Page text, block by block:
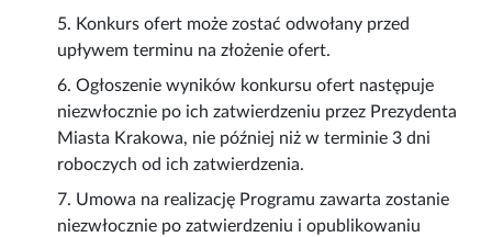
5. Konkurs ofert może zostać odwołany przed
upływem terminu na złożenie ofert.
6. Ogłoszenie wyników konkursu ofert następuje
niezwłocznie po ich zatwierdzeniu przez Prezydenta
Miasta Krakowa, nie później niż w terminie 3 dni
roboczych od ich zatwierdzenia.
7. Umowa na realizację Programu zawarta zostanie
niezwłocznie po zatwierdzeniu i opublikowaniu